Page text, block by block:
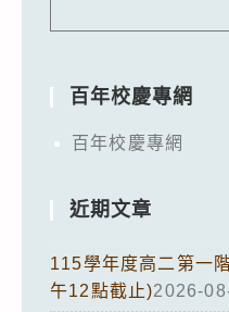
百年校慶專網
百年校慶專網
近期文章
115學年度高二第一
午12點截止)2026-